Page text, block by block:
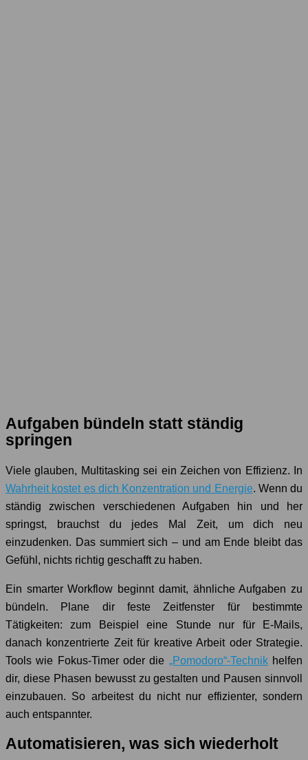
Aufgaben bündeln statt ständig
springen
Viele glauben, Multitasking sei ein Zeichen von Effizienz. In
Wahrheit kostet es dich Konzentration und Energie. Wenn du
ständig zwischen verschiedenen Aufgaben hin und her
springst, brauchst du jedes Mal Zeit, um dich neu
einzudenken. Das summiert sich – und am Ende bleibt das
Gefühl, nichts richtig geschafft zu haben.
Ein smarter Workflow beginnt damit, ähnliche Aufgaben zu
bündeln. Plane dir feste Zeitfenster für bestimmte
Tätigkeiten: zum Beispiel eine Stunde nur für E-Mails,
danach konzentrierte Zeit für kreative Arbeit oder Strategie.
Tools wie Fokus-Timer oder die „Pomodoro“-Technikhelfen
dir, diese Phasen bewusst zu gestalten und Pausen sinnvoll
einzubauen. So arbeitest du nicht nur effizienter, sondern
auch entspannter.
Automatisieren, was sich wiederholt